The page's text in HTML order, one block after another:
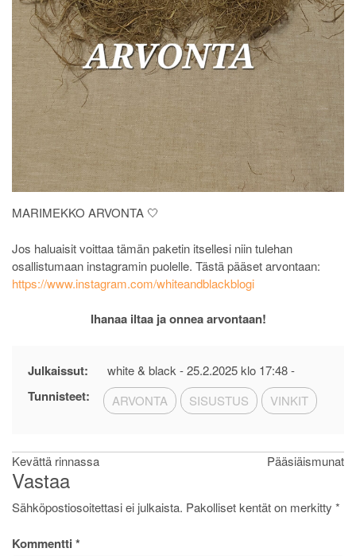
MARIMEKKO ARVONTA 🤍
Jos haluaisit voittaa tämän paketin itsellesi niin tulehan
osallistumaan instagramin puolelle. Tästä pääset arvontaan:
https://www.instagram.com/whiteandblackblogi
Ihanaa iltaa ja onnea arvontaan!
Julkaissut: white & black -25.2.2025 klo 17:48-
Tunnisteet: ARVONTA SISUSTUS VINKIT
Artikkelien
selaus
Kevättä rinnassa Pääsiäismunat
Vastaa
Sähköpostiosoitettasi ei julkaista. Pakolliset kentät on merkitty *
Kommentti *